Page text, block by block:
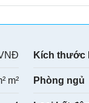
Kích thước
m² Phòng ngủ